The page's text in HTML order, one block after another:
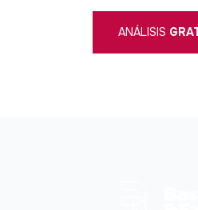
ANÁLISIS